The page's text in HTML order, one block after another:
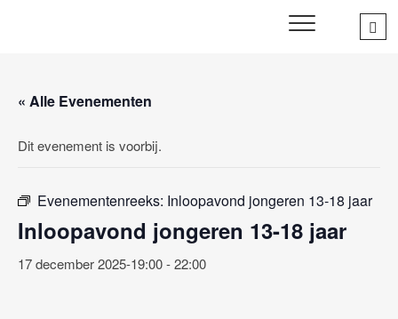
WIJ ZETTEN ONS IN VOOR HET WELZIJN EN VERBINDEN
« Alle Evenementen
Dit evenement is voorbij.
Evenementenreeks: Inloopavond jongeren 13-18 jaar
Inloopavond jongeren 13-18 jaar
17 december 2025-19:00-22:00